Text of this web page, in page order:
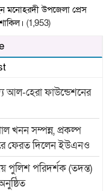
মনোহরদী উপজেলা প্রেস
(1,953)
আল-হেরা ফাউন্ডেশনের
খনন সম্পন্ন, প্রকল্প
ফেরত দিলেন ইউএনও
পুলিশ পরিদর্শক (তদন্ত)